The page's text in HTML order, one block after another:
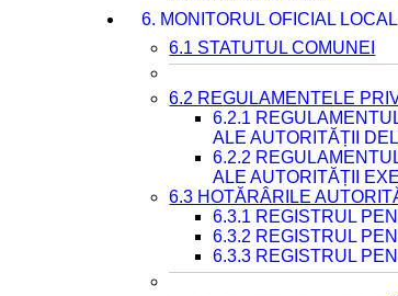
6. MONITORUL OFICIAL LOCAL
6.1 STATUTUL COMUNEI
6.2 REGULAMENTELE
6.2.1
ALE AUTORITĂȚII
6.2.2
ALE AUTORITĂȚII
6.3 HOTĂRÂRILE
6.3.1 REGISTRUL
6.3.2 REGISTRUL
6.3.3 REGISTRUL